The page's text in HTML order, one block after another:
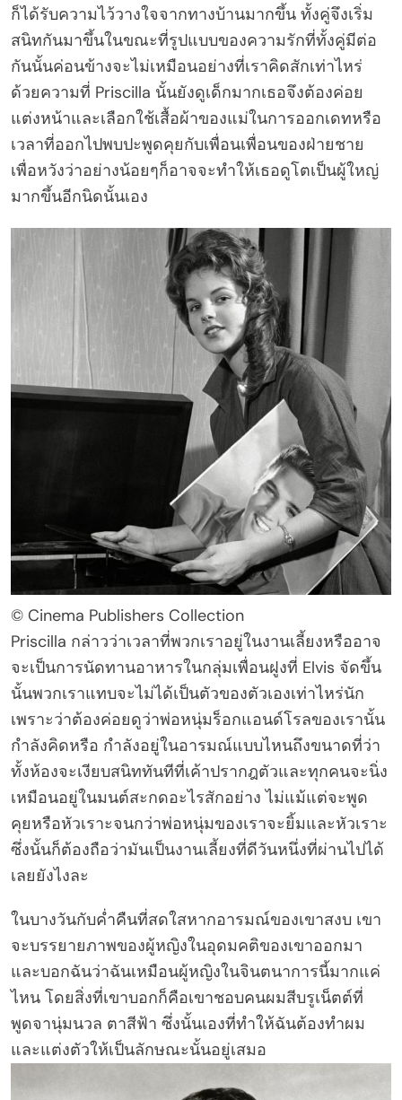
ก็ได้รับความไว้วางใจจากทางบ้านมากขึ้น ทั้งคู่จึงเริ่ม
สนิทกันมาขึ้นในขณะที่รูปแบบของความรักที่ทั้งคู่มีต่อ
กันนั้นค่อนข้างจะไม่เหมือนอย่างที่เราคิดสักเท่าไหร่
ด้วยความที่ Priscilla นั้นยังดูเด็กมากเธอจึงต้องค่อย
แต่งหน้าและเลือกใช้เสื้อผ้าของแม่ในการออกเดทหรือ
เวลาที่ออกไปพบปะพูดคุยกับเพื่อนเพื่อนของฝ่ายชาย
เพื่อหวังว่าอย่างน้อยๆก็อาจจะทำให้เธอดูโตเป็นผู้ใหญ่
มากขึ้นอีกนิดนั้นเอง
© Cinema Publishers Collection
Priscilla กล่าวว่าเวลาที่พวกเราอยู่ในงานเลี้ยงหรืออาจ
จะเป็นการนัดทานอาหารในกลุ่มเพื่อนฝูงที่ Elvis จัดขึ้น
นั้นพวกเราแทบจะไม่ได้เป็นตัวของตัวเองเท่าไหร่นัก
เพราะว่าต้องค่อยดูว่าพ่อหนุ่มร็อกแอนด์โรลของเรานั้น
กำลังคิดหรือ กำลังอยู่ในอารมณ์แบบไหนถึงขนาดที่ว่า
ทั้งห้องจะเงียบสนิททันทีที่เค้าปรากฎตัวและทุกคนจะนิ่ง
เหมือนอยู่ในมนต์สะกดอะไรสักอย่าง ไม่แม้แต่จะพูด
คุยหรือหัวเราะจนกว่าพ่อหนุ่มของเราจะยิ้มและหัวเราะ
ซึ่งนั้นก็ต้องถือว่ามันเป็นงานเลี้ยงที่ดีวันหนึ่งที่ผ่านไปได้
เลยยังไงละ
ในบางวันกับค่ำคืนที่สดใสหากอารมณ์ของเขาสงบ เขา
จะบรรยายภาพของผู้หญิงในอุดมคติของเขาออกมา
และบอกฉันว่าฉันเหมือนผู้หญิงในจินตนาการนี้มากแค่
ไหน โดยสิ่งที่เขาบอกก็คือเขาชอบคนผมสีบรูเน็ตต์ที่
พูดจานุ่มนวล ตาสีฟ้า ซึ่งนั้นเองที่ทำให้ฉันต้องทำผม
และแต่งตัวให้เป็นลักษณะนั้นอยู่เสมอ